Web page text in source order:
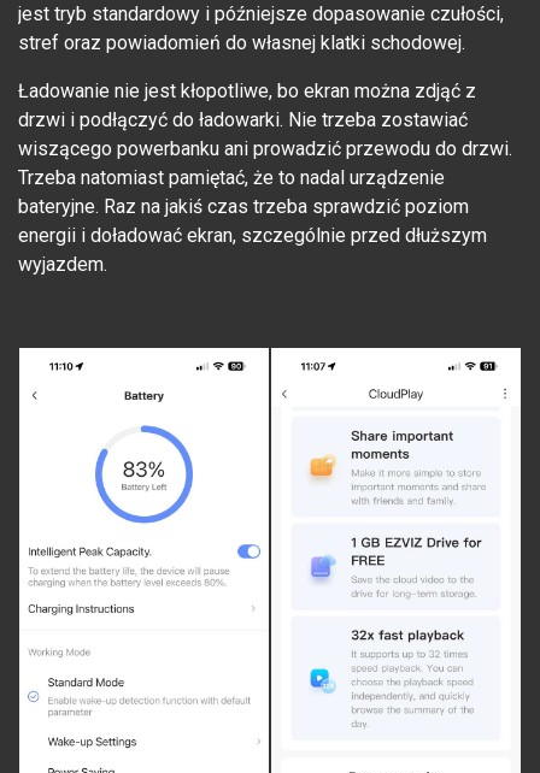
jest tryb standardowy i późniejsze dopasowanie czułości,
stref oraz powiadomień do własnej klatki schodowej.
Ładowanie nie jest kłopotliwe, bo ekran można zdjąć z
drzwi i podłączyć do ładowarki. Nie trzeba zostawiać
wiszącego powerbanku ani prowadzić przewodu do drzwi.
Trzeba natomiast pamiętać, że to nadal urządzenie
bateryjne. Raz na jakiś czas trzeba sprawdzić poziom
energii i doładować ekran, szczególnie przed dłuższym
wyjazdem.